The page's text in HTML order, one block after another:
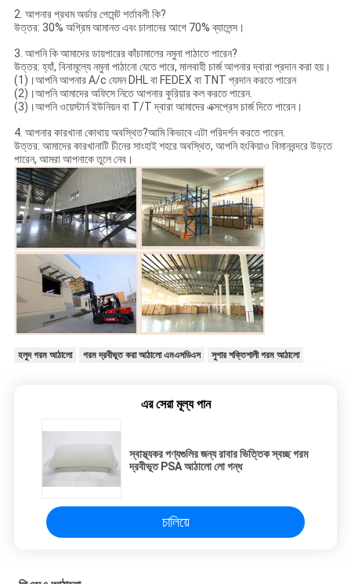
2. আপনার প্রথম অর্ডার পেমেন্ট শর্তাবলী কি?
উত্তর: 30% অগ্রিম আমানত এবং চালানের আগে 70% ব্যালেন্স।
3. আপনি কি আমাদের ডায়পারের কাঁচামালের নমুনা পাঠাতে পারেন?
উত্তর: হ্যাঁ, বিনামূল্যে নমুনা পাঠানো যেতে পারে, মালবাহী চার্জ আপনার দ্বারা প্রদান করা হয়।
(1)।আপনি আপনার A/c যেমন DHL বা FEDEX বা TNT প্রদান করতে পারেন
(2)।আপনি আমাদের অফিসে নিতে আপনার কুরিয়ার কল করতে পারেন.
(3)।আপনি ওয়েস্টার্ন ইউনিয়ন বা T/T দ্বারা আমাদের এক্সপ্রেস চার্জ দিতে পারেন।
4. আপনার কারখানা কোথায় অবস্থিত?আমি কিভাবে এটা পরিদর্শন করতে পারেন.
উত্তর: আমাদের কারখানাটি চীনের সাংহাই শহরে অবস্থিত, আপনি হংকিয়াও বিমানবন্দরে উড়তে
পারেন, আমরা আপনাকে তুলে নেব।
হলুদ গরম আঠালো গরম দ্রবীভূত করা আঠালো এমএসডিএস সুপার শক্তিশালী গরম আঠালো
এর সেরা মূল্য পান
স্বাস্থ্যকর পণ্যগুলির জন্য রাবার ভিত্তিক স্বচ্ছ গরম
দ্রবীভূত PSA আঠালো লো গন্ধ
চালিয়ে